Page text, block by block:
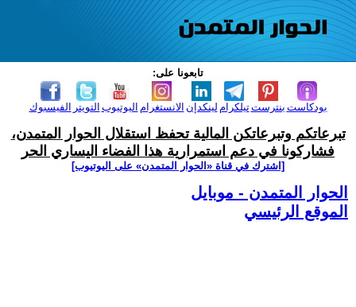
تابعونا على:
الفيسبوك التويتر اليوتيوب الانستغرام لينكدإن تيلكرامبنترست بودكاست
تبرعاتكم وتبرعاتكن المالية تحفظ استقلال الحوار المتمدن،
فشاركونا في دعم استمرارية هذا الفضاء اليساري الحر
[اشترك في قناة ‫«الحوار المتمدن» على اليوتيوب]
الحوار المتمدن - موبايل
الموقع الرئيسي